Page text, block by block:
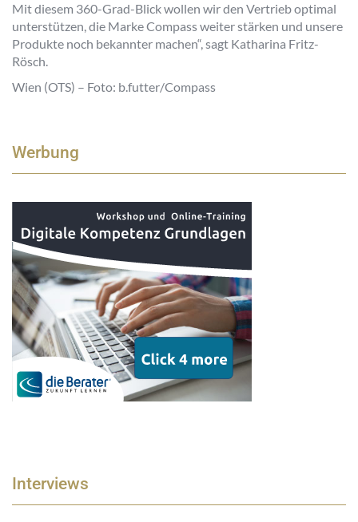
Mit diesem 360-Grad-Blick wollen wir den Vertrieb optimal
unterstützen, die Marke Compass weiter stärken und unsere
Produkte noch bekannter machen“, sagt Katharina Fritz-
Rösch.
Wien (OTS) – Foto: b.futter/Compass
Werbung
Interviews